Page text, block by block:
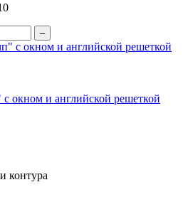
–
окном и английской решеткой
контура